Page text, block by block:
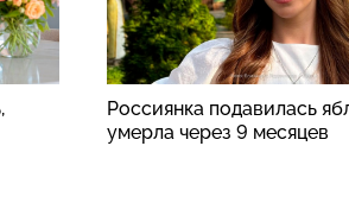
Россиянка подавилась
умерла через 9 месяцев